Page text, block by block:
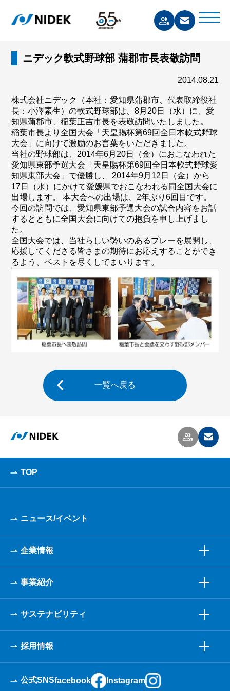
ニデック軟式野球部 蒲郡市長表敬訪問
2014.08.21
株式会社ニデック（本社：愛知県蒲郡市、代表取締役社
長：小澤素生）の軟式野球部は、8月20日（水）に、愛
知県蒲郡市、稲葉正吉市長を表敬訪問いたしました。
稲葉市長より全国大会「天皇賜杯第69回全日本軟式野球
大会」に向けて激励のお言葉をいただきました。
当社の野球部は、2014年6月20日（金）におこなわれた
愛知県東部予選大会「天皇賜杯第69回全日本軟式野球愛
知県東部大会」で優勝し、 2014年9月12日（金）から
17日（水）にかけて愛媛県でおこなわれる同全国大会に
出場します。 本大会への出場は、2年ぶり6回目です。
今回の訪問では、愛知県東部予選大会の試合内容をお話
するとともに全国大会に向けての抱負を申し上げまし
た。
全国大会では、当社らしい勢いのあるプレーを展開し、
応援してくださる皆さまの期待にお応えすることができ
るよう、ベストを尽くしてまいります。
一覧へ戻る
TOP
ニュース/イベント
企業情報
事業紹介
サステナビリティ
採用情報
公式SNSfacebook Instagram